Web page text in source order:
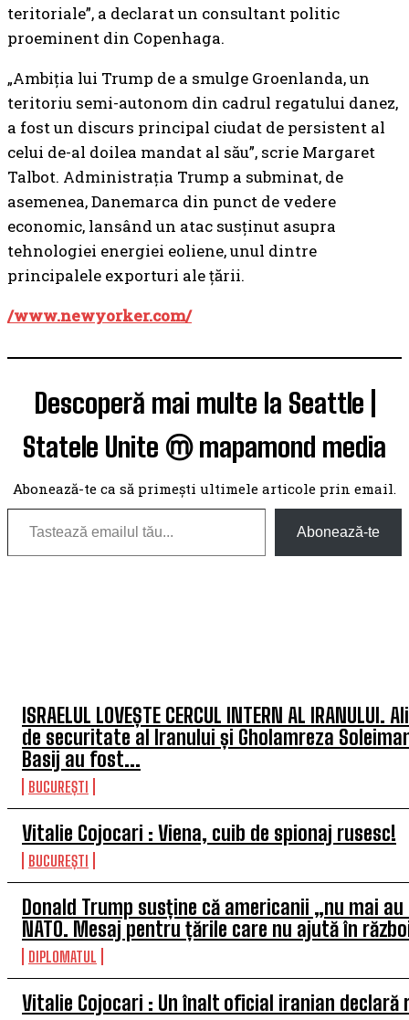
ISRAELUL LOVEȘTE CERCUL INTERN AL
de securitate al Iranului și Gholamreza
Basij au fost...
BUCUREȘTI
Vitalie Cojocari : Viena, cuib de spionaj rusesc!
BUCUREȘTI
Donald Trump susține că americanii „nu mai au
NATO. Mesaj pentru țările care nu ajută în
DIPLOMATUL
Vitalie Cojocari : Un înalt oficial iranian declară
teritoriale”, a declarat un consultant politic
proeminent din Copenhaga.
„Ambiția lui Trump de a smulge Groenlanda, un
teritoriu semi-autonom din cadrul regatului danez,
a fost un discurs principal ciudat de persistent al
celui de-al doilea mandat al său”, scrie Margaret
Talbot. Administrația Trump a subminat, de
asemenea, Danemarca din punct de vedere
economic, lansând un atac susținut asupra
tehnologiei energiei eoliene, unul dintre
principalele exporturi ale țării.
/www.newyorker.com/
Descoperă mai multe la Seattle |
Statele Unite ⓜ mapamond media
Abonează-te ca să primești ultimele articole prin email.
Tastează emailul tău...
Abonează-te